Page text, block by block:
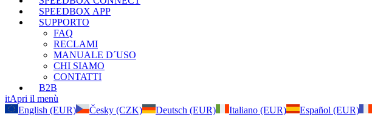
SPEEDBOX APP
SUPPORTO
FAQ
RECLAMI
MANUALE D´USO
CHI SIAMO
CONTATTI
B2B
itApri il menù
English (EUR)
Česky (CZK) Deutsch (EUR) Italiano (EUR) Español (EUR)